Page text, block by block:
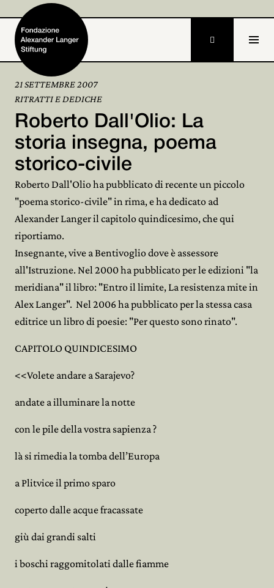
Home
Fondazione
Attività e progetti
Alexander Langer
Archivio

21 SETTEMBRE 2007
RITRATTI E DEDICHE
Roberto Dall'Olio: La
storia insegna, poema
storico-civile
Roberto Dall'Olio ha pubblicato di recente un piccolo
"poema storico-civile" in rima, e ha dedicato ad
Alexander Langer il capitolo quindicesimo, che qui
riportiamo.
Insegnante, vive a Bentivoglio dove è assessore
all'Istruzione. Nel 2000 ha pubblicato per le edizioni "la
meridiana" il libro: "Entro il limite, La resistenza mite in
Alex Langer". Nel 2006 ha pubblicato per la stessa casa
editrice un libro di poesie: "Per questo sono rinato".
CAPITOLO QUINDICESIMO
<<Volete andare a Sarajevo?
andate a illuminare la notte
con le pile della vostra sapienza ?
là si rimedia la tomba dell’Europa
a Plitvice il primo sparo
coperto dalle acque fracassate
giù dai grandi salti
i boschi raggomitolati dalle fiamme